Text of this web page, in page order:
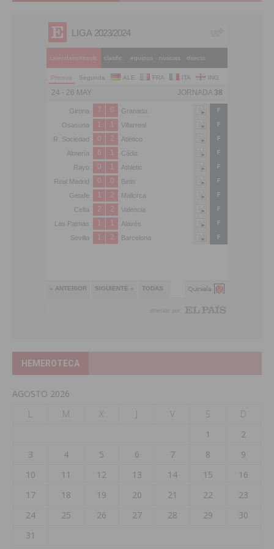
HEMEROTECA
AGOSTO 2026
L
M X J V S
D
1
2
3
4 5 6 7 8
9
10
11 12 13 14 15
16
17
18 19 20 21 22
23
24
25 26 27 28 29
30
31